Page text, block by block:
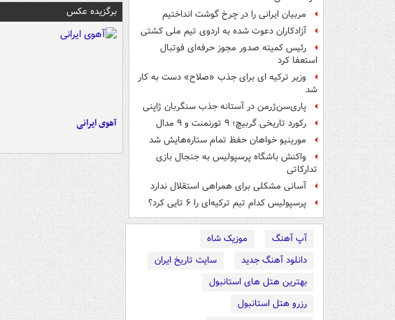
مربیان ایرانی را در چرخ گوشت انداختیم
آزادکاران دعوت شده به اردوی تیم ملی کشتی
رئیس کمیته صدور مجوز حرفه‌ای فوتبال
استعفا کرد
وزیر ترکیه ای برای جذب «صلاح» دست به کار
شد
پاری‌سن‌ژرمن در آستانه جذب سنگربان ژاپنی
رکورد تاریخی گربیچ؛ ۹ تورنمنت و ۹ مدال
مورینیو خواهان حفظ تمام ستاره‌هایش شد
واکنش باشگاه پرسپولیس به جنجال بازی
تدارکاتی
آسانی مشکلی برای همراهی استقلال ندارد
پرسپولیس کدام تیم ترکیه‌ای را ۶ تایی کرد؟
آپ آهنگ
موزیک شاه
دانلود آهنگ جدید
سایت تاریخ ایران
بهترین هتل های استانبول
رزرو هتل استانبول
برگزیده عکس
آهوی ایرانی